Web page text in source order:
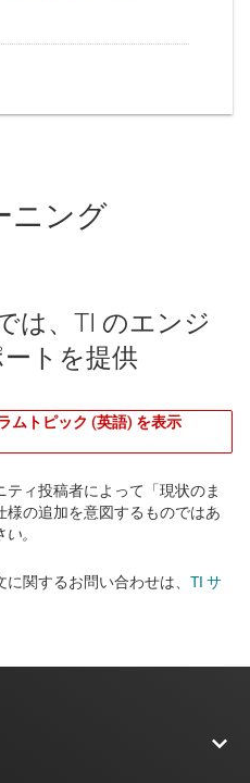
ニング
は、TI のエンジ
トを提供
ムトピック (英語) を表示
ィ投稿者によって「現状のま
様の追加を意図するものではあ
。
関するお問い合わせは、 TI サ